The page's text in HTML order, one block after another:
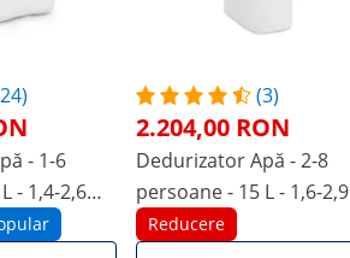
- 1-6
- 1,4-2,6
(3)
2.204,00 RON
Dedurizator Apă - 2-8
persoane - 15 L - 1,6-2,9
m³/h
Reducere